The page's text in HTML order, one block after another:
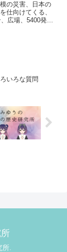
の災害、日本の
仕向けてくる、
広場、5400発富
いろな質問
所.